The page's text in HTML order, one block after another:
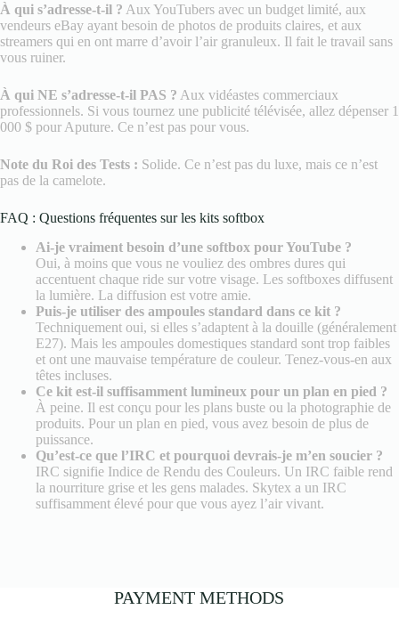
À qui s’adresse-t-il ? Aux YouTubers avec un budget limité, aux
vendeurs eBay ayant besoin de photos de produits claires, et aux
streamers qui en ont marre d’avoir l’air granuleux. Il fait le travail sans
vous ruiner.
À qui NE s’adresse-t-il PAS ? Aux vidéastes commerciaux
professionnels. Si vous tournez une publicité télévisée, allez dépenser 1
000 $ pour Aputure. Ce n’est pas pour vous.
Note du Roi des Tests : Solide. Ce n’est pas du luxe, mais ce n’est
pas de la camelote.
FAQ : Questions fréquentes sur les kits softbox
Ai-je vraiment besoin d’une softbox pour YouTube ?
Oui, à moins que vous ne vouliez des ombres dures qui
accentuent chaque ride sur votre visage. Les softboxes diffusent
la lumière. La diffusion est votre amie.
Puis-je utiliser des ampoules standard dans ce kit ?
Techniquement oui, si elles s’adaptent à la douille (généralement
E27). Mais les ampoules domestiques standard sont trop faibles
et ont une mauvaise température de couleur. Tenez-vous-en aux
têtes incluses.
Ce kit est-il suffisamment lumineux pour un plan en pied ?
À peine. Il est conçu pour les plans buste ou la photographie de
produits. Pour un plan en pied, vous avez besoin de plus de
puissance.
Qu’est-ce que l’IRC et pourquoi devrais-je m’en soucier ?
IRC signifie Indice de Rendu des Couleurs. Un IRC faible rend
la nourriture grise et les gens malades. Skytex a un IRC
suffisamment élevé pour que vous ayez l’air vivant.
PAYMENT METHODS